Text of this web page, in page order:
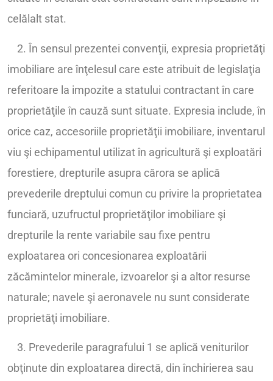
celălalt stat.
2. În sensul prezentei convenţii, expresia proprietăţi
imobiliare are înţelesul care este atribuit de legislaţia
referitoare la impozite a statului contractant în care
proprietăţile în cauză sunt situate. Expresia include, în
orice caz, accesoriile proprietăţii imobiliare, inventarul
viu şi echipamentul utilizat în agricultură şi exploatări
forestiere, drepturile asupra cărora se aplică
prevederile dreptului comun cu privire la proprietatea
funciară, uzufructul proprietăţilor imobiliare şi
drepturile la rente variabile sau fixe pentru
exploatarea ori concesionarea exploatării
zăcămintelor minerale, izvoarelor şi a altor resurse
naturale; navele şi aeronavele nu sunt considerate
proprietăţi imobiliare.
3. Prevederile paragrafului 1 se aplică veniturilor
obţinute din exploatarea directă, din închirierea sau